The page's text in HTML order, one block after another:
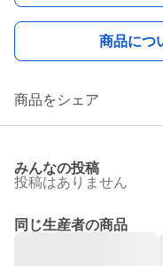
商品につ
商品をシェア
みんなの投稿
投稿はありません
同じ生産者の商品